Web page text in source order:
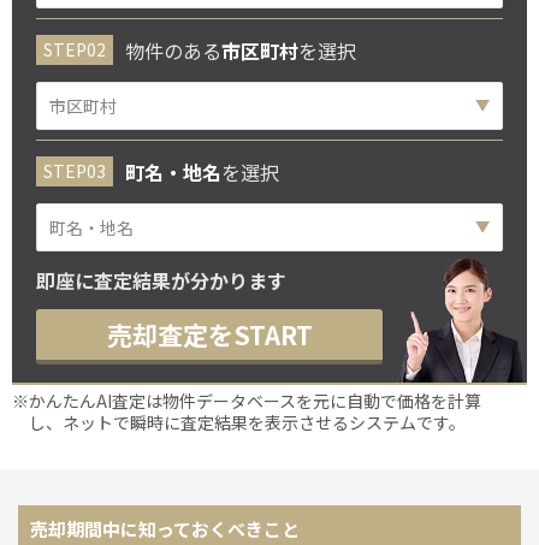
物件のある市区町村を選択
町名・地名を選択
即座に査定結果が分かります
売却査定をSTART
※かんたんAI査定は物件データベースを元に自動で価格を計算
し、ネットで瞬時に査定結果を表示させるシステムです。
売却期間中に知っておくべきこと